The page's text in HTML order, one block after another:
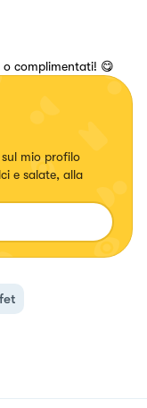
complimentati! 😋
mio profilo
e salate, alla